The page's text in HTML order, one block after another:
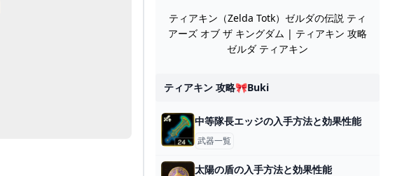
ティアキン（Zelda Totk）ゼルダの伝説 ティ
アーズ オブ ザ キングダム | ティアキン 攻略
ゼルダ ティアキン
ティアキン 攻略🎀buki
中等隊長エッジの入手方法と効果性能
武器一覧
太陽の盾の入手方法と効果性能